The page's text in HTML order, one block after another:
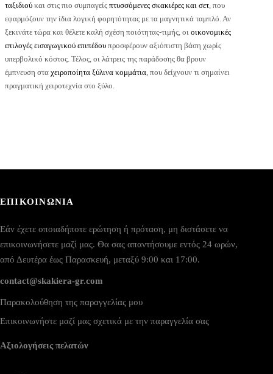
ταξιδιού και στις πιο συμπαγείς πτυσσόμενες σκακιέρες και σετ, που
εφαρμόζουν την ίδια λογική φορητότητας με τα μαγνητικά ταμπλό. Αν
ξεκινάτε τώρα και θέλετε καλή σχέση ποιότητας-τιμής, οι οικονομικές
επιλογές εισαγωγικού επιπέδου προσφέρουν αξιόπιστη βάση χωρίς
υπερβολικό κόστος. Τέλος, οι λάτρεις της παράδοσης θα βρουν
έμπνευση στα χειροποίητα ξύλινα κομμάτια, που δείχνουν τι σημαίνει
πραγματική χειροτεχνία στο ξύλο.
ΕΠΙΚΟΙΝΩΝΙΑ
Εάν έχετε οποιαδήποτε ερώτηση ή πρόταση, μη διστάσετε να
επικοινωνήσετε μαζί μας. Θα σας απαντήσουμε εντός 24 ωρών,
από Δευτέρα έως Παρασκευή, μεταξύ 9:00 και 17:00.
contact@skakiera-gr.com
Παρακολούθηση της παραγγελίας μου
Επικοινωνήστε μαζί μας σχετικά με την παραγγελία σας
Αξιολογήσεις πελατών